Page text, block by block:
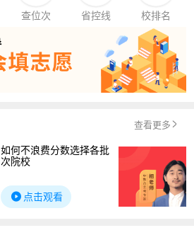
查位次 省控线 校排名
查看更多
如何不浪费分数选择各批
次院校
点击观看